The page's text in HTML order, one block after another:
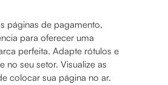
páginas de pagamento,
para oferecer uma
perfeita. Adapte rótulos e
no seu setor. Visualize as
colocar sua página no ar.